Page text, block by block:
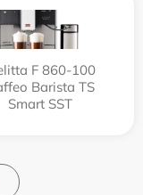
F 860-100
Barista TS
Smart SST